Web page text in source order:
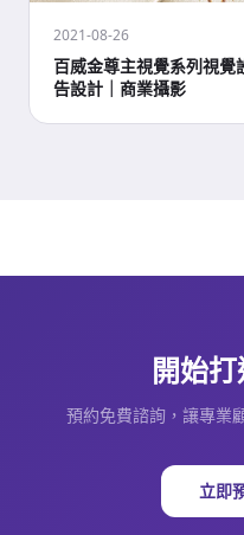
2021-08-26
百威金尊主視覺系列視覺
告設計｜商業攝影
開始
預約免費諮詢，讓專業
立即